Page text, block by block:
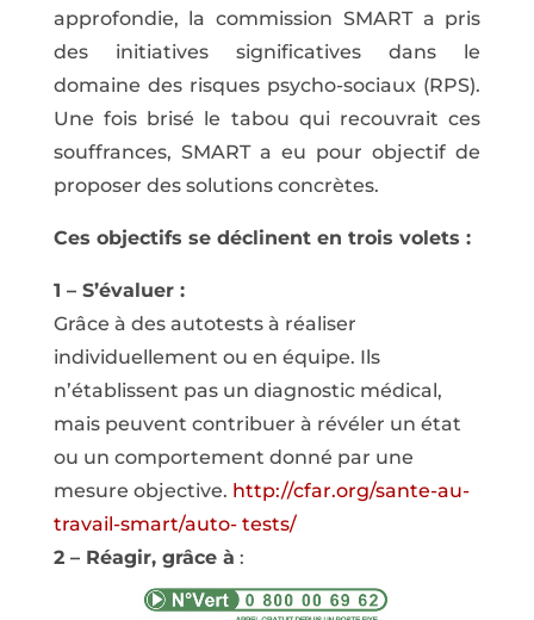
approfondie, la commission SMART a pris
des initiatives significatives dans le
domaine des risques psycho-sociaux (RPS).
Une fois brisé le tabou qui recouvrait ces
souffrances, SMART a eu pour objectif de
proposer des solutions concrètes.
Ces objectifs se déclinent en trois volets :
1 – S’évaluer :
Grâce à des autotests à réaliser
individuellement ou en équipe. Ils
n’établissent pas un diagnostic médical,
mais peuvent contribuer à révéler un état
ou un comportement donné par une
mesure objective. http://cfar.org/sante-au-
travail-smart/auto- tests/
2 – Réagir, grâce à :